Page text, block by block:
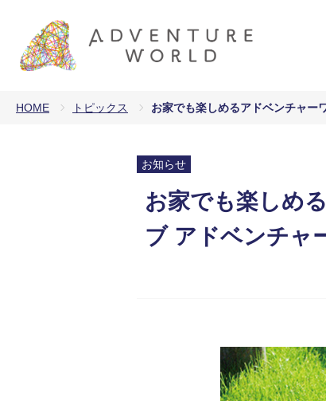
HOME トピックス お家でも楽しめるアドベンチャー
お知らせ
お家でも楽しめ
ブ アドベンチャ